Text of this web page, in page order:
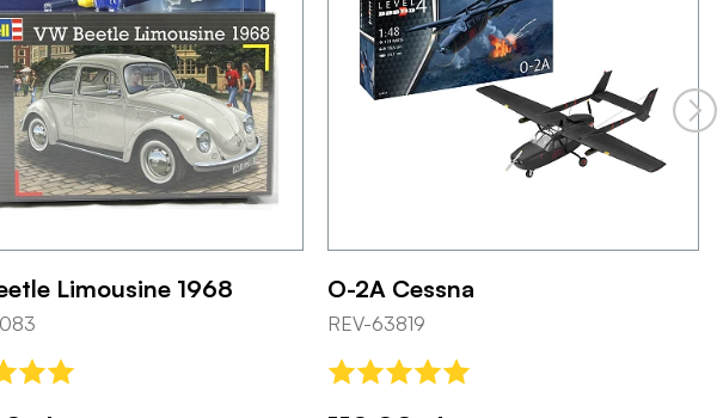
Limousine 1968 O-2A Cessna
REV-63819